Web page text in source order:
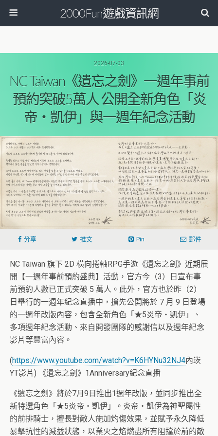
2000Fun遊戲資訊網
2026-07-03
NC Taiwan《遺忘之劍》一週年事前
預約突破5萬人 公開全新角色「炎
帝‧凱伊」與一週年紀念活動
分享 推文 Pin 郵件
NC Taiwan 旗下 2D 橫向捲軸RPG手遊《遺忘之劍》近期展
開【一週年事前預約盛典】活動，官方今（3）日宣布事
前預約人數已正式突破 5 萬人。此外，官方也於昨（2）
日舉行的一週年紀念直播中，搶先公開將於 7 月 9 日登場
的一週年改版內容，包含全新角色「★5炎帝‧凱伊」、
多項週年紀念活動、來自開發團隊的感謝信以及週年紀念
影片等豐富內容。
(https://www.youtube.com/watch?v=K6HYNu32NJ4內崁
YT影片) 《遺忘之劍》1Anniversary紀念直播
《遺忘之劍》將於7月9日推出1週年改版，並同步推出全
新特選角色「★5炎帝‧凱伊」。炎帝‧凱伊為神聖屬性
的前排騎士，擅長對敵人施加灼傷效果，並賦予永久降低
暴擊抗性的減益狀態，以業火之焰燃盡所有阻擋於前的敵